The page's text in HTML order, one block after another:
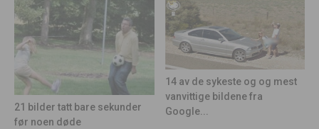
21 bilder tatt bare sekunder
før noen døde
14 av de sykeste og og mest
vanvittige bildene fra
Google...